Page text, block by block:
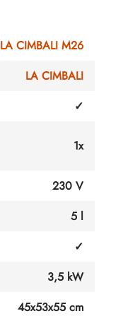
LA CIMBALI M26
LA CIMBALI
✓
1x
230 V
5 l
✓
3,5 kW
45x53x55 cm